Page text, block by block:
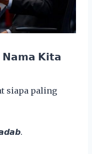
𝗡𝗮𝗺𝗮 𝗞𝗶𝘁𝗮
siapa paling